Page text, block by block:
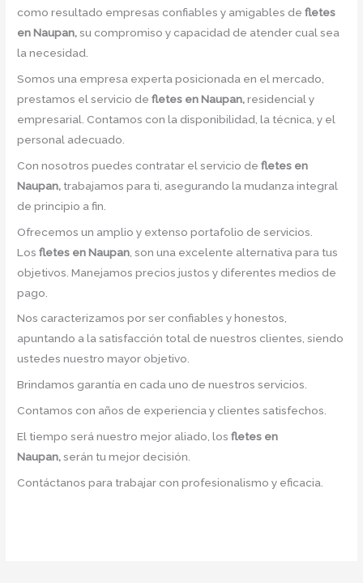
como resultado empresas confiables y amigables defletes
en Naupan,su compromiso y capacidad de atender cual sea
la necesidad.
Somos una empresa experta posicionada en el mercado,
prestamos el servicio defletes en Naupan,residencial y
empresarial. Contamos con la disponibilidad, la técnica, y el
personal adecuado.
Con nosotros puedes contratar el servicio defletes en
Naupan, trabajamos para ti, asegurando la mudanza integral
de principio a fin.
Ofrecemos un amplio y extenso portafolio de servicios.
Losfletes en Naupan , son una excelente alternativa para tus
objetivos. Manejamos precios justos y diferentes medios de
pago.
Nos caracterizamos por ser confiables y honestos,
apuntando a la satisfacción total de nuestros clientes, siendo
ustedes nuestro mayor objetivo.
Brindamos garantía en cada uno de nuestros servicios.
Contamos con años de experiencia y clientes satisfechos.
El tiempo será nuestro mejor aliado, losfletes en
Naupan,serán tu mejor decisión.
Contáctanos para trabajar con profesionalismo y eficacia.